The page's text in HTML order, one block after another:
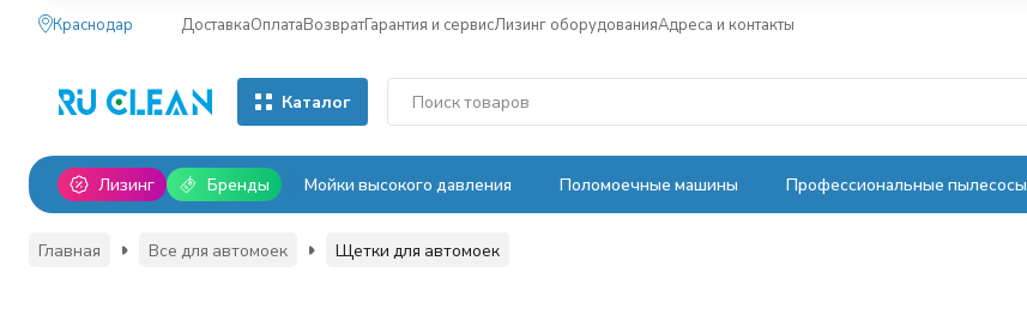
Краснодар ДоставкаОплатаВозвратГарантия и сервисЛизинг оборудованияАдреса и контакты
Каталог
Лизинг Бренды Мойки высокого давления Поломоечные машины Профессиональные пылесосы
Главная Все для автомоек Щетки для автомоек